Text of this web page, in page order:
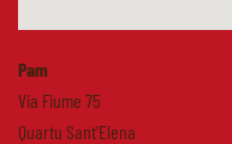
Pam
Via Fiume 75
Quartu Sant'Elena